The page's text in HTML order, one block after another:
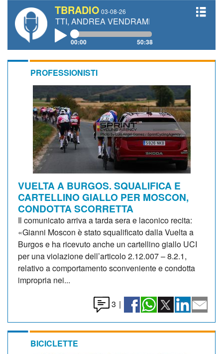
TBRADIO 03-08-26
ANDREA VENDRAME, FILIPPO FIORELLI
00:00 50:38
PROFESSIONISTI
VUELTA A BURGOS. SQUALIFICA E
CARTELLINO GIALLO PER MOSCON,
CONDOTTA SCORRETTA
Il comunicato arriva a tarda sera e laconico recita:
«Gianni Moscon è stato squalificato dalla Vuelta a
Burgos e ha ricevuto anche un cartellino giallo UCI
per una violazione dell’articolo 2.12.007 – 8.2.1,
relativo a comportamento sconveniente e condotta
impropria nei...
3 |
BICICLETTE